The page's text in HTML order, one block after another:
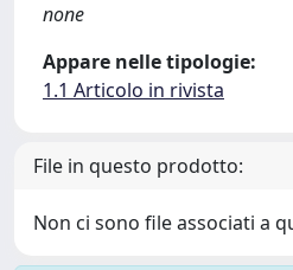
none
Appare nelle tipologie:
1.1 Articolo in rivista
File in questo prodotto:
Non ci sono file associati a